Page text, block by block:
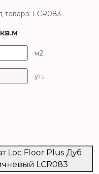
товара: LCR083
м2
уп.
Loc Floor Plus Дуб
LCR083